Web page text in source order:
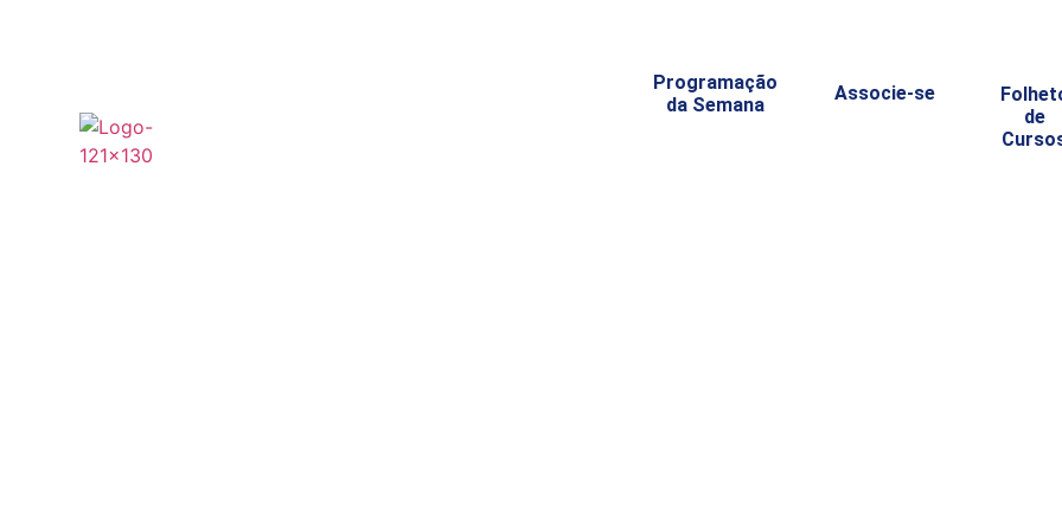
Programação
da Semana
Associe-se
de